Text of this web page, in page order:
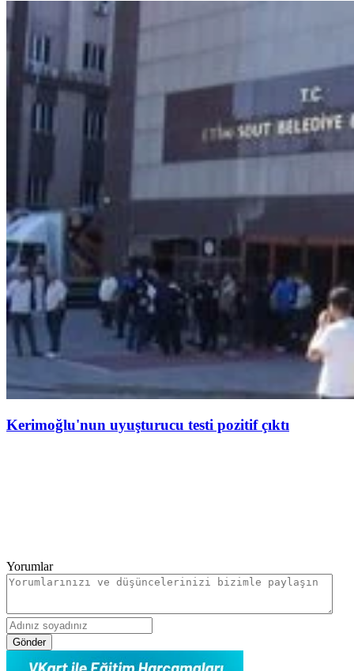
Kerimoğlu'nun uyuşturucu testi pozitif çıktı
Yorumlar
Gönder